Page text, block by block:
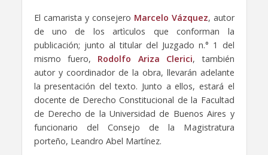
El camarista y consejero Marcelo Vázquez, autor
de uno de los artìculos que conforman la
publicación; junto al titular del Juzgado n.° 1 del
mismo fuero, Rodolfo Ariza Clerici, también
autor y coordinador de la obra, llevarán adelante
la presentación del texto. Junto a ellos, estará el
docente de Derecho Constitucional de la Facultad
de Derecho de la Universidad de Buenos Aires y
funcionario del Consejo de la Magistratura
porteño, Leandro Abel Martínez.